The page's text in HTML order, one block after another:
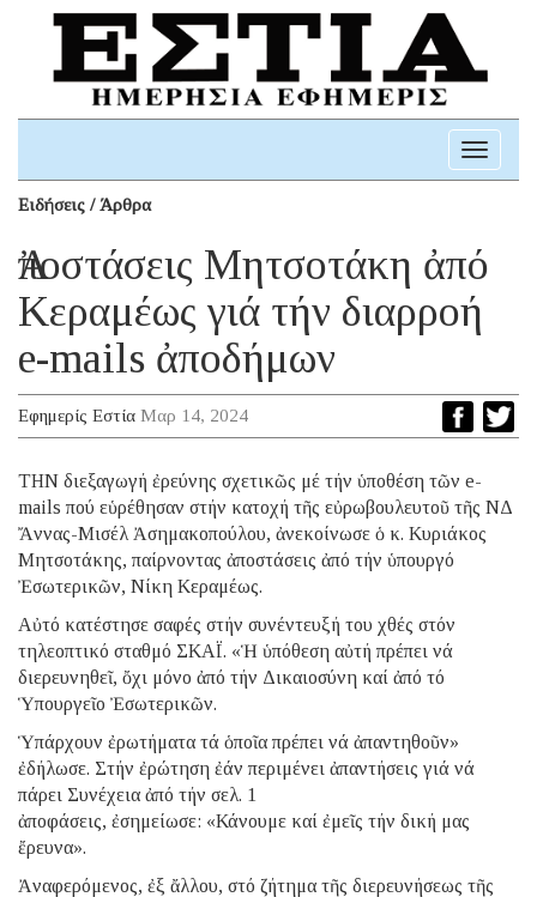
Toggle
Ειδήσεις / Άρθρα
Ἀποστάσεις Μητσοτάκη ἀπό
Κεραμέως γιά τήν διαρροή
e-mails ἀποδήμων
Εφημερίς Εστία Μαρ 14, 2024
THN διεξαγωγή ἐρεύνης σχετικῶς μέ τήν ὑποθέση τῶν e-
mails πού εὑρέθησαν στήν κατοχή τῆς εὐρωβουλευτοῦ τῆς ΝΔ
Ἄννας-Μισέλ Ἀσημακοπούλου, ἀνεκοίνωσε ὁ κ. Κυριάκος
Μητσοτάκης, παίρνοντας ἀποστάσεις ἀπό τήν ὑπουργό
Ἐσωτερικῶν, Νίκη Κεραμέως.
Αὐτό κατέστησε σαφές στήν συνέντευξή του χθές στόν
τηλεοπτικό σταθμό ΣΚΑΪ. «Ἡ ὑπόθεση αὐτή πρέπει νά
διερευνηθεῖ, ὄχι μόνο ἀπό τήν Δικαιοσύνη καί ἀπό τό
Ὑπουργεῖο Ἐσωτερικῶν.
Ὑπάρχουν ἐρωτήματα τά ὁποῖα πρέπει νά ἀπαντηθοῦν»
ἐδήλωσε. Στήν ἐρώτηση ἐάν περιμένει ἀπαντήσεις γιά νά
πάρει Συνέχεια ἀπό τήν σελ. 1
ἀποφάσεις, ἐσημείωσε: «Κάνουμε καί ἐμεῖς τήν δική μας
ἔρευνα».
Ἀναφερόμενος, ἐξ ἄλλου, στό ζήτημα τῆς διερευνήσεως τῆς